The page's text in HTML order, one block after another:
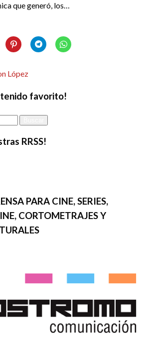
que generó, los…
López
favorito!
RRSS!
PARA CINE, SERIES,
CORTOMETRAJES Y